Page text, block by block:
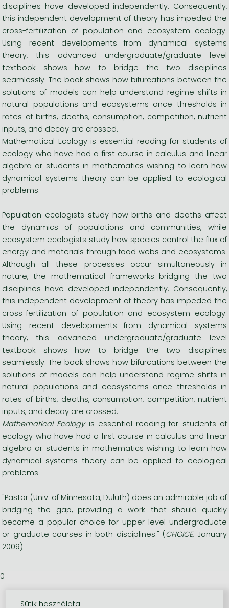
disciplines have developed independently. Consequently,
this independent development of theory has impeded the
cross-fertilization of population and ecosystem ecology.
Using recent developments from dynamical systems
theory, this advanced undergraduate/graduate level
textbook shows how to bridge the two disciplines
seamlessly. The book shows how bifurcations between the
solutions of models can help understand regime shifts in
natural populations and ecosystems once thresholds in
rates of births, deaths, consumption, competition, nutrient
inputs, and decay are crossed.
Mathematical Ecology is essential reading for students of
ecology who have had a first course in calculus and linear
algebra or students in mathematics wishing to learn how
dynamical systems theory can be applied to ecological
problems.
Population ecologists study how births and deaths affect
the dynamics of populations and communities, while
ecosystem ecologists study how species control the flux of
energy and materials through food webs and ecosystems.
Although all these processes occur simultaneously in
nature, the mathematical frameworks bridging the two
disciplines have developed independently. Consequently,
this independent development of theory has impeded the
cross-fertilization of population and ecosystem ecology.
Using recent developments from dynamical systems
theory, this advanced undergraduate/graduate level
textbook shows how to bridge the two disciplines
seamlessly. The book shows how bifurcations between the
solutions of models can help understand regime shifts in
natural populations and ecosystems once thresholds in
rates of births, deaths, consumption, competition, nutrient
inputs, and decay are crossed.
Mathematical Ecologyis essential reading for students of
ecology who have had a first course in calculus and linear
algebra or students in mathematics wishing to learn how
dynamical systems theory can be applied to ecological
problems.
"Pastor (Univ. of Minnesota, Duluth) does an admirable job of
bridging the gap, providing a work that should quickly
become a popular choice for upper-level undergraduate
or graduate courses in both disciplines." (CHOICE, January
2009)
0
Sütik használata